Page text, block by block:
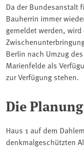
Da der Bundesanstalt
Bauherrin immer
gemeldet werden,
Berlin nach Umzug
Marienfelde als
zur Verfügung stehen.
Die
Haus 1 auf dem
denkmalgeschützten